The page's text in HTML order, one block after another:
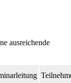
ausreichende